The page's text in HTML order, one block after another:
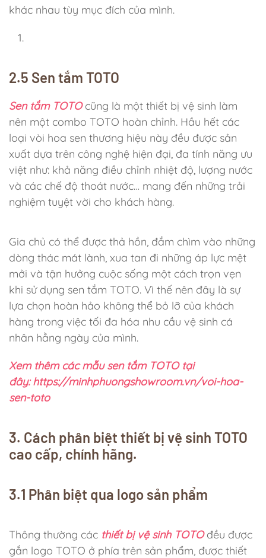
khác nhau tùy mục đích của mình.
2.5 Sen tắm TOTO
Sen tắm TOTOcũng là một thiết bị vệ sinh làm
nên một combo TOTO hoàn chỉnh. Hầu hết các
loại vòi hoa sen thương hiệu này đều được sản
xuất dựa trên công nghệ hiện đại, đa tính năng ưu
việt như: khả năng điều chỉnh nhiệt độ, lượng nước
và các chế độ thoát nước… mang đến những trải
nghiệm tuyệt vời cho khách hàng.
Gia chủ có thể được thả hồn, đắm chìm vào những
dòng thác mát lành, xua tan đi những áp lực mệt
mởi và tận hưởng cuộc sống một cách trọn vẹn
khi sử dụng sen tắm TOTO. Vì thế nên đây là sự
lựa chọn hoàn hảo không thể bỏ lỡ của khách
hàng trong việc tối đa hóa nhu cầu vệ sinh cá
nhân hằng ngày của mình.
Xem thêm các mẫu sen tắm TOTO tại
đây: https://minhphuongshowroom.vn/voi-hoa-
sen-toto
3. Cách phân biệt thiết bị vệ sinh TOTO
cao cấp, chính hãng.
3.1 Phân biệt qua logo sản phẩm
Thông thường các thiết bị vệ sinh TOTOđều được
gắn logo TOTO ở phía trên sản phẩm, được thiết